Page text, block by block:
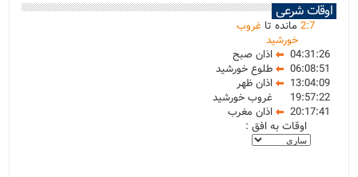
اوقات شرعی
2:7 مانده تا غروب
خورشید
04:31:26
اذان صبح
06:08:51
طلوع خورشید
13:04:09
اذان ظهر
19:57:22
غروب خورشید
20:17:41
اذان مغرب
اوقات به افق :